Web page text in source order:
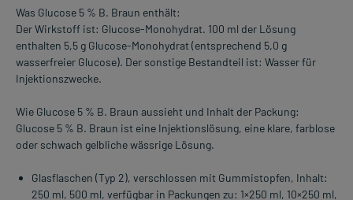
Was Glucose 5 % B. Braun enthält:
Der Wirkstoff ist: Glucose-Monohydrat. 100 ml der Lösung
enthalten 5,5 g Glucose-Monohydrat (entsprechend 5,0 g
wasserfreier Glucose). Der sonstige Bestandteil ist: Wasser für
Injektionszwecke.
Wie Glucose 5 % B. Braun aussieht und Inhalt der Packung:
Glucose 5 % B. Braun ist eine Injektionslösung, eine klare, farblose
oder schwach gelbliche wässrige Lösung.
Glasflaschen (Typ 2), verschlossen mit Gummistopfen, Inhalt:
250 ml, 500 ml, verfügbar in Packungen zu: 1×250 ml, 10×250 ml,